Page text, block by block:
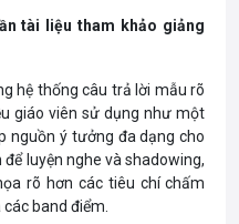
tài liệu tham khảo giảng
hệ thống câu trả lời mẫu rõ
giáo viên sử dụng như một
nguồn ý tưởng đa dạng cho
luyện nghe và shadowing,
rõ hơn các tiêu chí chấm
band điểm.